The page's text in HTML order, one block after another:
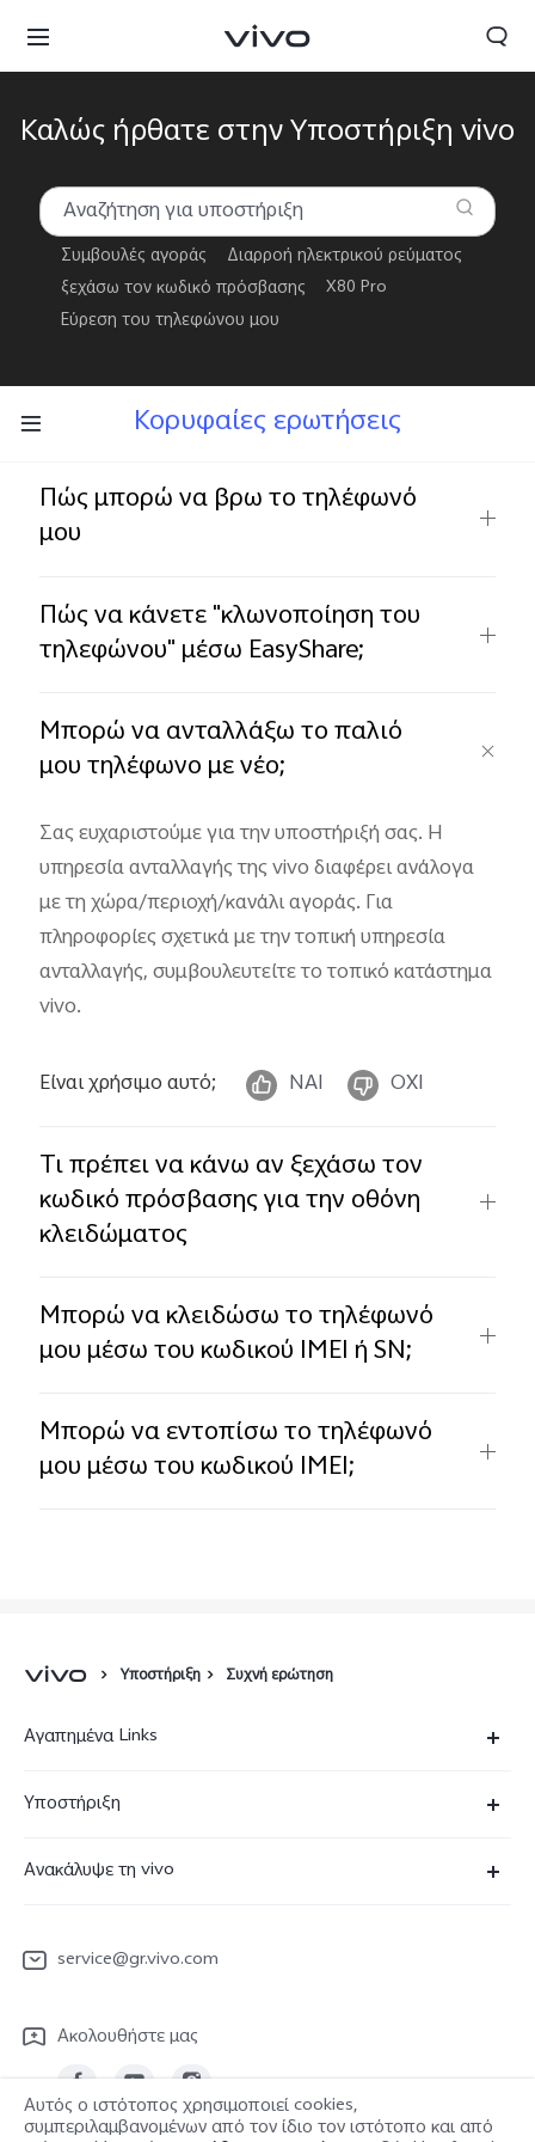
Greece | Επιλέξτε χώρα/περιοχή
Καλώς ήρθατε στην Υποστήριξη vivo
Συμβουλές αγοράς
Διαρροή ηλεκτρικού ρεύματος
ξεχάσω τον κωδικό πρόσβασης
X80 Pro
Εύρεση του τηλεφώνου μου
Κορυφαίες ερωτήσεις
Πώς μπορώ να βρω το τηλέφωνό
μου
Πώς να κάνετε "κλωνοποίηση του
τηλεφώνου" μέσω EasyShare;
Μπορώ να ανταλλάξω το παλιό
μου τηλέφωνο με νέο;
Σας ευχαριστούμε για την υποστήριξή σας. Η
υπηρεσία ανταλλαγής της vivo διαφέρει ανάλογα
με τη χώρα/περιοχή/κανάλι αγοράς. Για
πληροφορίες σχετικά με την τοπική υπηρεσία
ανταλλαγής, συμβουλευτείτε το τοπικό κατάστημα
vivo.
Είναι χρήσιμο αυτό; ΝΑΙ ΟΧΙ
Τι πρέπει να κάνω αν ξεχάσω τον
κωδικό πρόσβασης για την οθόνη
κλειδώματος
Μπορώ να κλειδώσω το τηλέφωνό
μου μέσω του κωδικού IMEI ή SN;
Μπορώ να εντοπίσω το τηλέφωνό
μου μέσω του κωδικού IMEI;
Υποστήριξη Συχνή ερώτηση
Αγαπημένα Links
V23 5G
Y22s
Y17s
Όλες οι Συσκευές
Υποστήριξη
Επαλήθευση IMEI
Εγχειρίδιο χρήστη
στείλτε για επισκευή
Ανακάλυψε τη vivo
Τελευταία Νέα
Σχετικά με εμάς
Ανακοίνωση νομικού περιεχομένου
service@gr.vivo.com
Ακολουθήστε μας
Αυτός ο ιστότοπος χρησιμοποιεί cookies,
συμπεριλαμβανομένων από τον ίδιο τον ιστότοπο και από